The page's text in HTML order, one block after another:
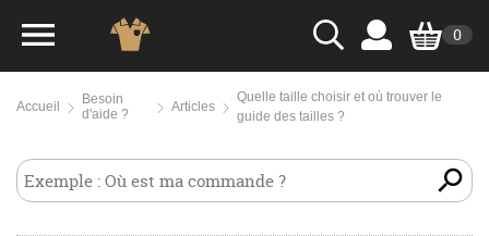
0
Accueil
Besoin
d'aide ?
Articles
Quelle taille choisir et où trouver le
guide des tailles ?